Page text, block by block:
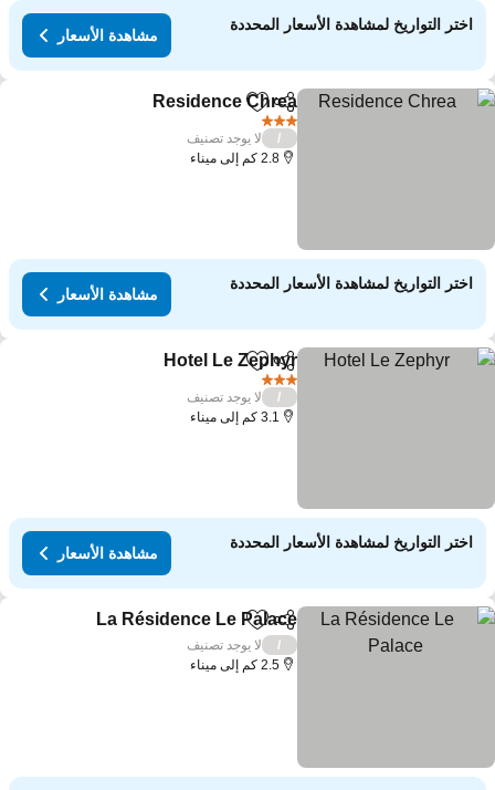
اختر التواريخ لمشاهدة الأسعار المحددة
مشاهدة الأسعار
مشاركةAdd to favorites
Residence Chrea
لا يوجد تصنيف
2.8 كم إلى ميناء
اختر التواريخ لمشاهدة الأسعار المحددة
مشاهدة الأسعار
مشاركةAdd to favorites
Hotel Le Zephyr
لا يوجد تصنيف
3.1 كم إلى ميناء
اختر التواريخ لمشاهدة الأسعار المحددة
مشاهدة الأسعار
مشاركةAdd to favorites
La Résidence Le Palace
لا يوجد تصنيف
2.5 كم إلى ميناء